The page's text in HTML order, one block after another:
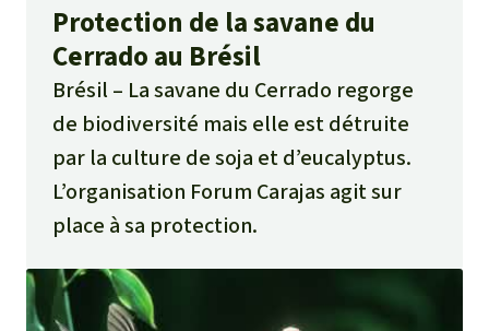
Protection de la savane du
Cerrado au Brésil
Brésil
La savane du Cerrado regorge
de biodiversité mais elle est détruite
par la culture de soja et d’eucalyptus.
L’organisation Forum Carajas agit sur
place à sa protection.